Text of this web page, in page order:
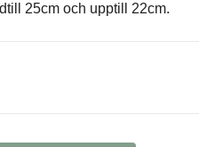
25cm och upptill 22cm.